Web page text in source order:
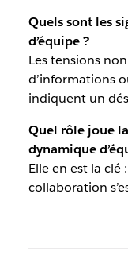
Quels sont les
d’équipe ?
Les tensions
d’informations
indiquent un
Quel rôle joue
dynamique
Elle en est la
collaboration